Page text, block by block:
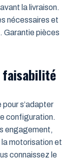
la livraison.
nécessaires et
Garantie pièces
s’adapter
configuration.
engagement,
la motorisation et
connaissez le